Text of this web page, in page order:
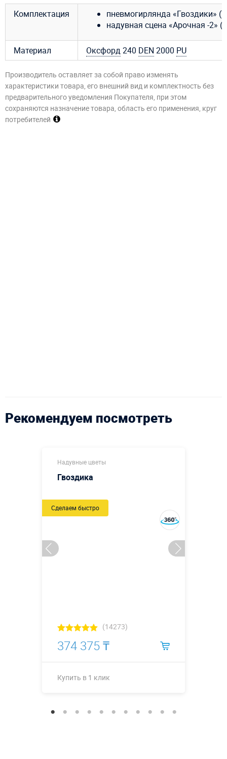
Комплектация
пневмогирлянда «Гвоздики»
надувная сцена «Арочная -2»
Материал Оксфорд240 DEN 2000 PU
Производитель оставляет за собой право изменять
характеристики товара, его внешний вид и комплектность без
предварительного уведомления Покупателя, при этом
сохраняются назначение товара, область его применения, круг
потребителей
Рекомендуем посмотреть
Надувные цветы
Гвоздика
Сделаем быстро
(14273)
374 375 ₸
Купить в 1 клик